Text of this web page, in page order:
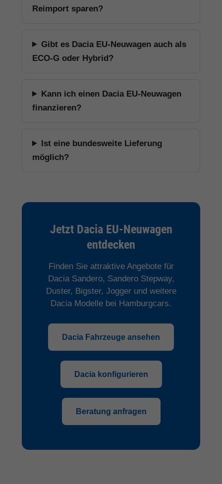
Reimport sparen?
Gibt es Dacia EU-Neuwagen auch als
ECO-G oder Hybrid?
Kann ich einen Dacia EU-Neuwagen
finanzieren?
Ist eine bundesweite Lieferung
möglich?
Jetzt Dacia EU-Neuwagen
entdecken
Finden Sie attraktive Angebote für
Dacia Sandero, Sandero Stepway,
Duster, Bigster, Jogger und weitere
Dacia Modelle bei Hamburgcars.
Dacia Fahrzeuge ansehen
Dacia konfigurieren
Beratung anfragen